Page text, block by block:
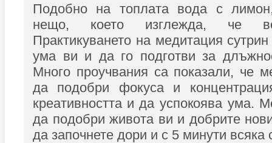
Подобно на топлата вода с
нещо, което изглежда, че
Практикуването на медитация
ума ви и да го подготви за
Много проучвания са показали, че
да подобри фокуса и
креативността и да успокоява ума.
да подобри живота ви и добрите
да започнете дори и с 5 минути всяка